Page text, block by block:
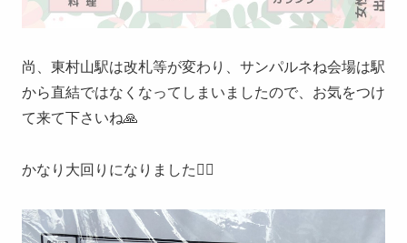
尚、東村山駅は改札等が変わり、サンパルネね会場は駅
から直結ではなくなってしまいましたので、お気をつけ
て来て下さいね🙏
かなり大回りになりました🙇‍♀️